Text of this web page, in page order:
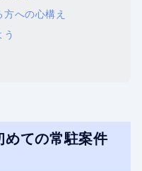
への心構え
う
めての常駐案件